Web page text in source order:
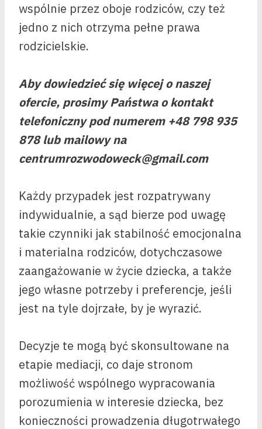
wspólnie przez oboje rodziców, czy też
jedno z nich otrzyma pełne prawa
rodzicielskie.
Aby dowiedzieć się więcej o naszej
ofercie, prosimy Państwa o kontakt
telefoniczny pod numerem +48 798 935
878 lub mailowy na
centrumrozwodoweck@gmail.com
Każdy przypadek jest rozpatrywany
indywidualnie, a sąd bierze pod uwagę
takie czynniki jak stabilność emocjonalna
i materialna rodziców, dotychczasowe
zaangażowanie w życie dziecka, a także
jego własne potrzeby i preferencje, jeśli
jest na tyle dojrzałe, by je wyrazić.
Decyzje te mogą być skonsultowane na
etapie mediacji, co daje stronom
możliwość wspólnego wypracowania
porozumienia w interesie dziecka, bez
konieczności prowadzenia długotrwałego